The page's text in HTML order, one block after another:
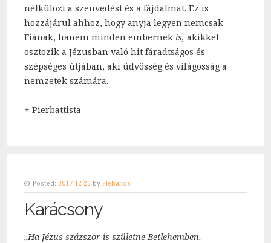
nélkülözi a szenvedést és a fájdalmat. Ez is
hozzájárul ahhoz, hogy anyja legyen nemcsak
Fiának, hanem minden embernek is, akikkel
osztozik a Jézusban való hit fáradtságos és
szépséges útjában, aki üdvösség és világosság a
nemzetek számára.
+ Pierbattista
Posted: 2017-12-25 by Plébános
Karácsony
„Ha Jézus százszor is születne Betlehemben,